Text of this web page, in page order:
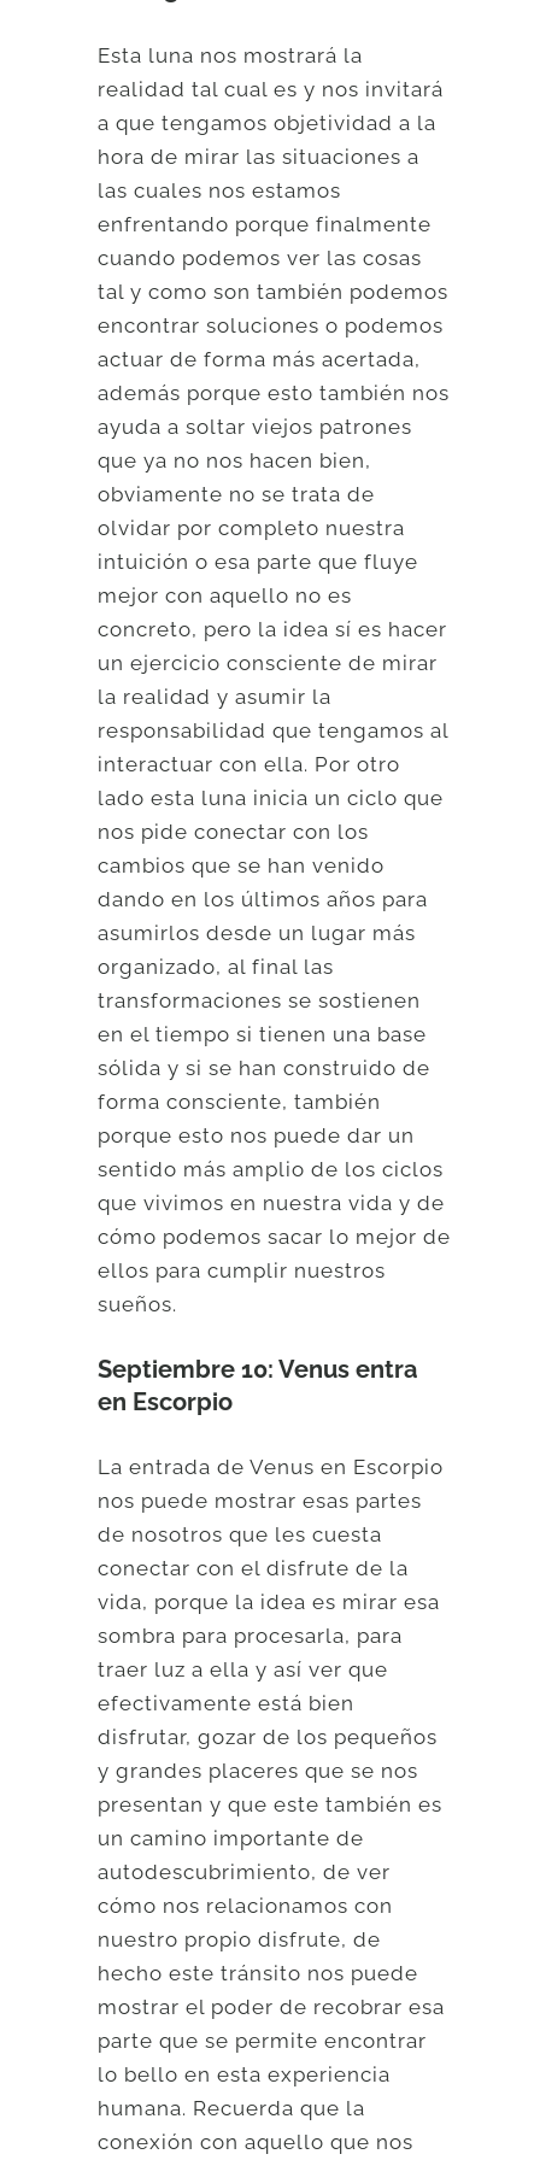
Esta luna nos mostrará la
realidad tal cual es y nos invitará
a que tengamos objetividad a la
hora de mirar las situaciones a
las cuales nos estamos
enfrentando porque finalmente
cuando podemos ver las cosas
tal y como son también podemos
encontrar soluciones o podemos
actuar de forma más acertada,
además porque esto también nos
ayuda a soltar viejos patrones
que ya no nos hacen bien,
obviamente no se trata de
olvidar por completo nuestra
intuición o esa parte que fluye
mejor con aquello no es
concreto, pero la idea sí es hacer
un ejercicio consciente de mirar
la realidad y asumir la
responsabilidad que tengamos al
interactuar con ella. Por otro
lado esta luna inicia un ciclo que
nos pide conectar con los
cambios que se han venido
dando en los últimos años para
asumirlos desde un lugar más
organizado, al final las
transformaciones se sostienen
en el tiempo si tienen una base
sólida y si se han construido de
forma consciente, también
porque esto nos puede dar un
sentido más amplio de los ciclos
que vivimos en nuestra vida y de
cómo podemos sacar lo mejor de
ellos para cumplir nuestros
sueños.
Septiembre 10: Venus entra
en Escorpio
La entrada de Venus en Escorpio
nos puede mostrar esas partes
de nosotros que les cuesta
conectar con el disfrute de la
vida, porque la idea es mirar esa
sombra para procesarla, para
traer luz a ella y así ver que
efectivamente está bien
disfrutar, gozar de los pequeños
y grandes placeres que se nos
presentan y que este también es
un camino importante de
autodescubrimiento, de ver
cómo nos relacionamos con
nuestro propio disfrute, de
hecho este tránsito nos puede
mostrar el poder de recobrar esa
parte que se permite encontrar
lo bello en esta experiencia
humana. Recuerda que la
conexión con aquello que nos